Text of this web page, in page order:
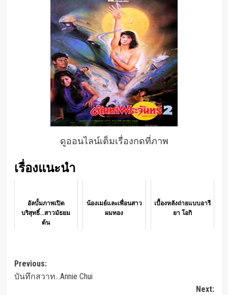
ดูออนไลน์เต็มเรื่องกดที่ภาพ
เรื่องแนะนำ
อัลบั้มภาพเปิด
บริสุทธิ์...สาวมัธยม
ต้น
น้องเมย์และเพื่อนสาว
ผมทอง
เบื้องหลังถ่ายแบบอารี
ยา โอกิ
Post
navigation
Previous:
บันทึกสวาท…Annie Chui
Next: